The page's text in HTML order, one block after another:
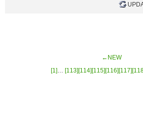
←NEW
[1] …[113][114][115][116][117]